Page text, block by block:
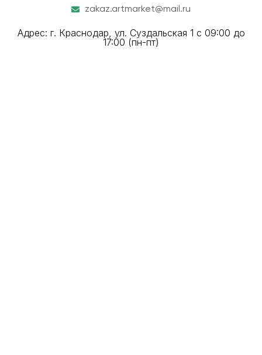
zakaz.artmarket@mail.ru
Адрес: г. Краснодар, ул. Суздальская 1 с 09:00 до
17:00 (пн-пт)